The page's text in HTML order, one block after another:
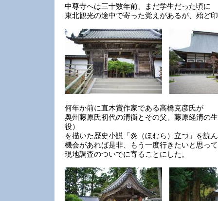
中尊寺へは三十数年前、まだ学生だった頃に
東北観光の途中で寄った覚えがあるが、殆ど
何年か前に直木賞作家である高橋克彦氏が
奥州藤原氏初代の清衡とその父、藤原経清の
役）
を描いた歴史小説「炎（ほむら）立つ」を読
機会があれば是非、もう一度行きたいと思っ
現地調査のついでに寄ることにした。